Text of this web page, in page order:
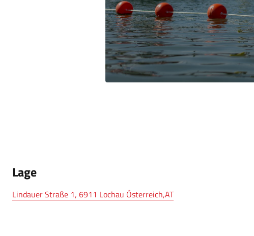
Lage
Lindauer Straße 1, 6911 Lochau Österreich,AT